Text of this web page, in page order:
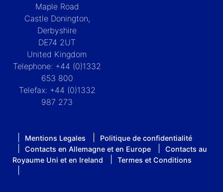
Maple Road
Castle Donington,
Derbyshire
DE74 2UT
United Kingdom
Telephone: +44 (0)1332
653 800
Telefax: +44 (0)1332
987 273
Mentions Legales
Politique de confidentialité
Contacts en Allemagne et en Europe
Contacts au
Royaume Uni et en Ireland
Termes et Conditions